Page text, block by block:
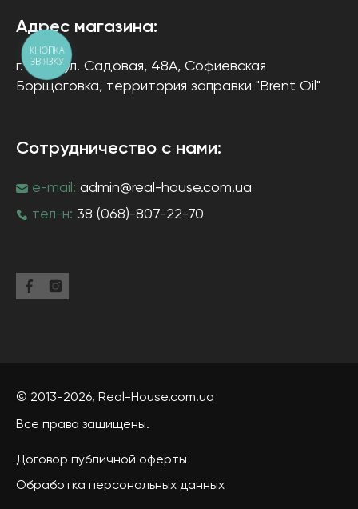
Адрес магазина:
г. Киев ул. Садовая, 48А, Софиевская
Борщаговка, территория заправки "Brent Oil"
Сотрудничество с нами:
e-mail: admin@real-house.com.ua
тел-н: 38 (068)-807-22-70
© 2013-2026, Real-House.com.ua
Все права защищены.
Договор публичной оферты
Обработка персональных данных
КНОПКА
ЗВ'ЯЗКУ